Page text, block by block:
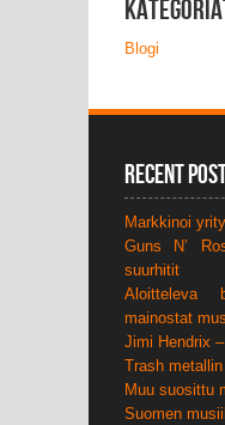
Blogi
Recent
Markkinoi
Guns N’
suurhitit
mainostat
Jimi Hendrix
Trash
Muu suosittu
Suomen